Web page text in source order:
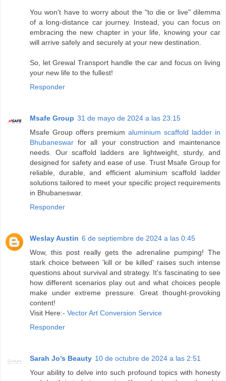
You won't have to worry about the "to die or live" dilemma
of a long-distance car journey. Instead, you can focus on
embracing the new chapter in your life, knowing your car
will arrive safely and securely at your new destination.
So, let Grewal Transport handle the car and focus on living
your new life to the fullest!
Responder
Msafe Group 31 de mayo de 2024 a las 23:15
Msafe Group offers premium aluminium scaffold ladder in
Bhubaneswar for all your construction and maintenance
needs. Our scaffold ladders are lightweight, sturdy, and
designed for safety and ease of use. Trust Msafe Group for
reliable, durable, and efficient aluminium scaffold ladder
solutions tailored to meet your specific project requirements
in Bhubaneswar.
Responder
Weslay Austin 6 de septiembre de 2024 a las 0:45
Wow, this post really gets the adrenaline pumping! The
stark choice between 'kill or be killed' raises such intense
questions about survival and strategy. It's fascinating to see
how different scenarios play out and what choices people
make under extreme pressure. Great thought-provoking
content!
Visit Here:- Vector Art Conversion Service
Responder
Sarah Jo’s Beauty 10 de octubre de 2024 a las 2:51
Your ability to delve into such profound topics with honesty